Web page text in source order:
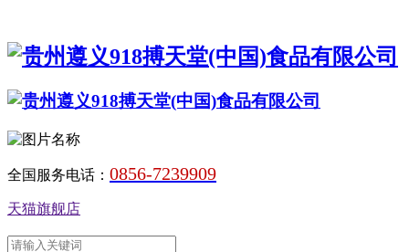
全国服务电话： 0856-7239909
天猫旗舰店